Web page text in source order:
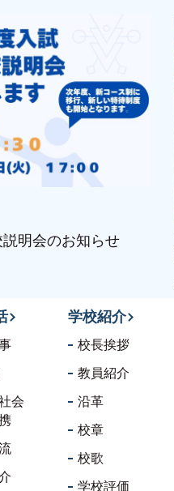
明会のお知らせ
会
学校紹介
校長挨拶
教員紹介
沿革
校章
校歌
学校評価